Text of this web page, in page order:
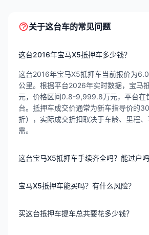
关于这台车的常见问题
这台2016年宝马X5抵押车多少钱？
这台2016年宝马X5抵押车当前报价为
公里。根据平台2026年实时数据，宝马
元，价格区间0.8-9,999.8万元，平台在
台。抵押车成交价通常为新车指导价的
折），实际成交折扣取决于车龄、里程
需。
这台宝马X5抵押车手续齐全吗？能过户吗
宝马X5抵押车能买吗？有什么风险？
买这台抵押车提车总共要花多少钱？